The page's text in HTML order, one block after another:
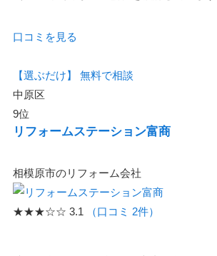
口コミを見る
【選ぶだけ】
無料で相談
中原区
9位
リフォームステーション富商
相模原市のリフォーム会社
★★★☆☆ 3.1 （口コミ 2件）